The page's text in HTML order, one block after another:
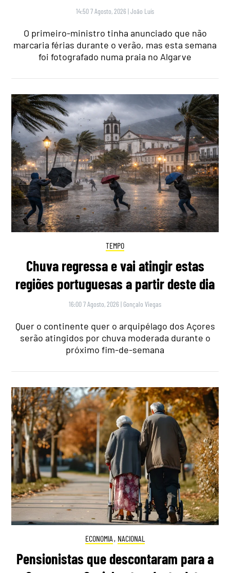
14:50 7 Agosto, 2026 |João Luís
O primeiro-ministro tinha anunciado que não
marcaria férias durante o verão, mas esta semana
foi fotografado numa praia no Algarve
TEMPO
Chuva regressa e vai atingir estas
regiões portuguesas a partir deste dia
16:00 7 Agosto, 2026 | Gonçalo Viegas
Quer o continente quer o arquipélago dos Açores
serão atingidos por chuva moderada durante o
próximo fim-de-semana
ECONOMIA , NACIONAL
Pensionistas que descontaram para a